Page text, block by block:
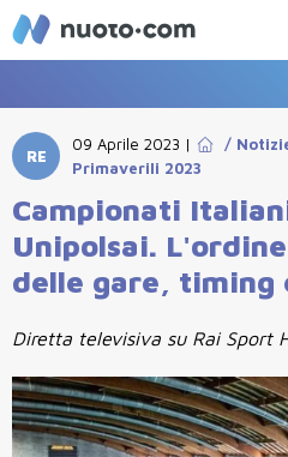
RE
09 Aprile 2023 | /
Primaverili 2023
Campionati
Unipolsai.
delle gare,
Diretta televisiva su Rai Sport